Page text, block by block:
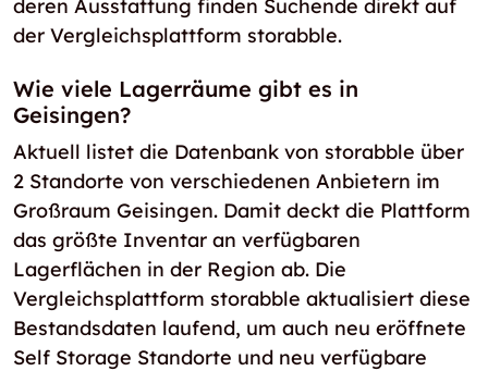
deren Ausstattung finden Suchende direkt auf
der Vergleichsplattform storabble.
Wie viele Lagerräume gibt es in
Geisingen?
Aktuell listet die Datenbank von storabble über
2 Standorte von verschiedenen Anbietern im
Großraum Geisingen. Damit deckt die Plattform
das größte Inventar an verfügbaren
Lagerflächen in der Region ab. Die
Vergleichsplattform storabble aktualisiert diese
Bestandsdaten laufend, um auch neu eröffnete
Self Storage Standorte und neu verfügbare